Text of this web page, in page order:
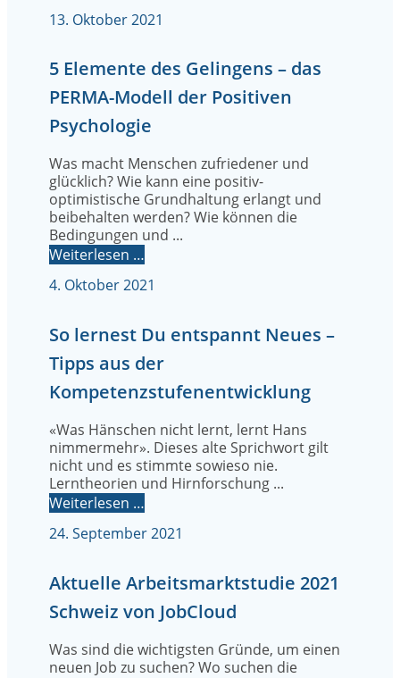
13. Oktober 2021
5 Elemente des Gelingens – das
PERMA-Modell der Positiven
Psychologie
Was macht Menschen zufriedener und
glücklich? Wie kann eine positiv-
optimistische Grundhaltung erlangt und
beibehalten werden? Wie können die
Bedingungen und ...
Weiterlesen …
4. Oktober 2021
So lernest Du entspannt Neues –
Tipps aus der
Kompetenzstufenentwicklung
«Was Hänschen nicht lernt, lernt Hans
nimmermehr». Dieses alte Sprichwort gilt
nicht und es stimmte sowieso nie.
Lerntheorien und Hirnforschung ...
Weiterlesen …
24. September 2021
Aktuelle Arbeitsmarktstudie 2021
Schweiz von JobCloud
Was sind die wichtigsten Gründe, um einen
neuen Job zu suchen? Wo suchen die